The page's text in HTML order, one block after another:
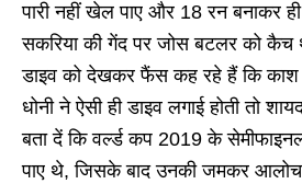
पारी नहीं खेल पाए और 18 रन बनाकर
सकरिया की गेंद पर जोस बटलर को कैच
डाइव को देखकर फैंस कह रहे हैं कि काश
धोनी ने ऐसी ही डाइव लगाई होती तो
बता दें कि वर्ल्ड कप 2019 के
पाए थे, जिसके बाद उनकी जमकर